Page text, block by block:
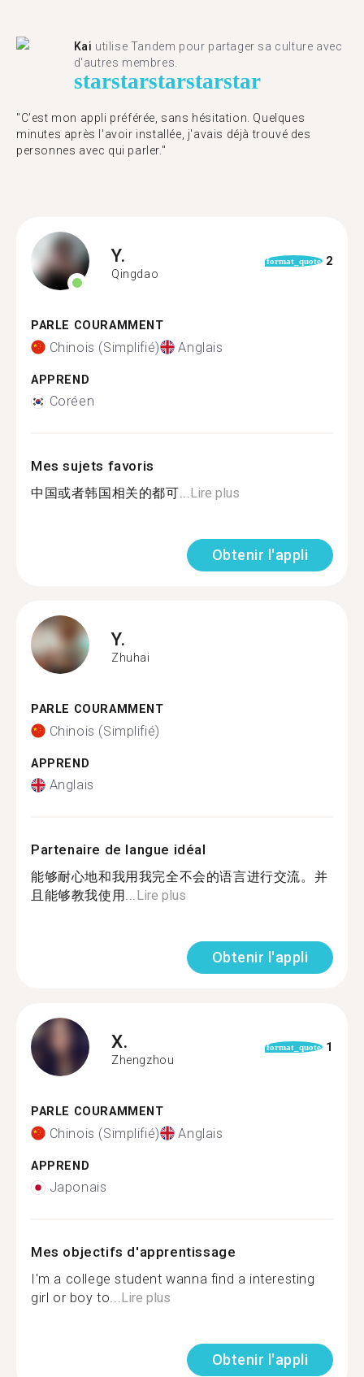
Kai utilise Tandem pour partager sa culture avec
d'autres membres.
starstarstarstarstar
"C'est mon appli préférée, sans hésitation. Quelques
minutes après l'avoir installée, j'avais déjà trouvé des
personnes avec qui parler."
Y.
Qingdao
format_quote 2
PARLE COURAMMENT
Chinois (Simplifié) Anglais
APPREND
Coréen
Mes sujets favoris
中国或者韩国相关的都可...Lire plus
Obtenir l'appli
Y.
Zhuhai
PARLE COURAMMENT
Chinois (Simplifié)
APPREND
Anglais
Partenaire de langue idéal
能够耐心地和我用我完全不会的语言进行交流。并
且能够教我使用...Lire plus
Obtenir l'appli
X.
Zhengzhou
format_quote 1
PARLE COURAMMENT
Chinois (Simplifié) Anglais
APPREND
Japonais
Mes objectifs d'apprentissage
I'm a college student wanna find a interesting
girl or boy to...Lire plus
Obtenir l'appli